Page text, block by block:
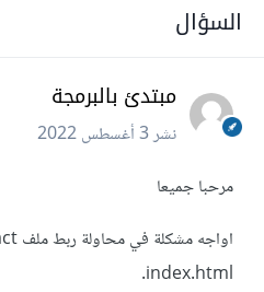
السؤال
مبتدئ بالبرمجة
نشر3 أغسطس 2022
مرحبا جميعا
index.html.